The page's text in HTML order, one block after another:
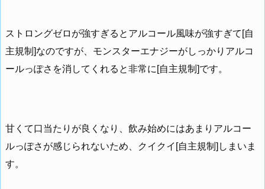
ストロングゼロが強すぎるとアルコール風味が強すぎて[自
主規制]なのですが、モンスターエナジーがしっかりアルコ
ールっぽさを消してくれると非常に[自主規制]です。
甘くて口当たりが良くなり、飲み始めにはあまりアルコー
ルっぽさが感じられないため、クイクイ[自主規制]しまいま
す。